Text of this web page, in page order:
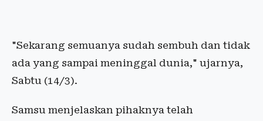
"Sekarang semuanya sudah sembuh dan tidak
ada yang sampai meninggal dunia," ujarnya,
Sabtu (14/3).
Samsu menjelaskan pihaknya telah